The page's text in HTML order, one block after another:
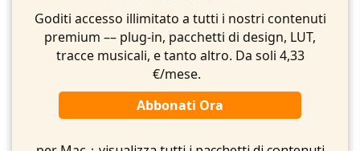
Goditi accesso illimitato a tutti i nostri contenuti
premium –– plug-in, pacchetti di design, LUT,
tracce musicali, e tanto altro. Da soli 4,33
€/mese.
Abbonati Ora